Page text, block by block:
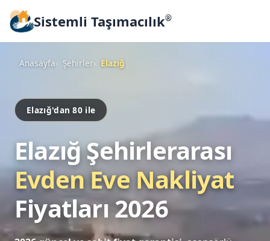
Sistemli Taşımacılık®
Anasayfa Şehirler Elazığ
Elazığ'dan 80 ile
Elazığ Şehirlerarası
Evden Eve Nakliyat
Fiyatları 2026